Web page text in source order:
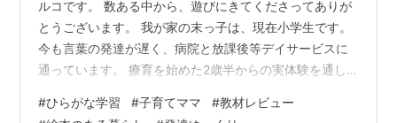
ルコです。 数ある中から、遊びにきてくださってありが
とうございます。 我が家の末っ子は、現在小学生です。
今も言葉の発達が遅く、病院と放課後等デイサービスに
通っています。 療育を始めた2歳半からの実体験を通し
時の振り返りながらなので、現在とは違うことがあると
#ひらがな学習 #子育てママ #教材レビュー